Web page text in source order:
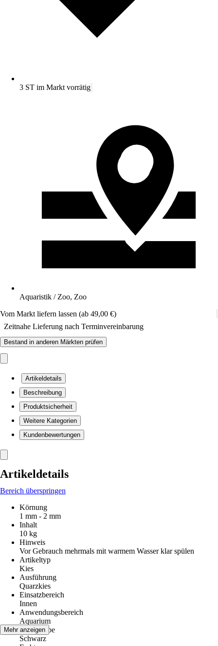
3 ST im Markt vorrätig
Aquaristik / Zoo, Zoo
Vom Markt liefern lassen (ab 49,00 €)
Zeitnahe Lieferung nach Terminvereinbarung
Bestand in anderen Märkten prüfen
Artikeldetails
Beschreibung
Produktsicherheit
Weitere Kategorien
Kundenbewertungen
Artikeldetails
Bereich überspringen
Körnung
1 mm - 2 mm
Inhalt
10 kg
Hinweis
Vor Gebrauch mehrmals mit warmem Wasser klar spülen
Artikeltyp
Kies
Ausführung
Quarzkies
Einsatzbereich
Innen
Anwendungsbereich
Aquarium
Grundfarbe
Schwarz
Mehr anzeigen